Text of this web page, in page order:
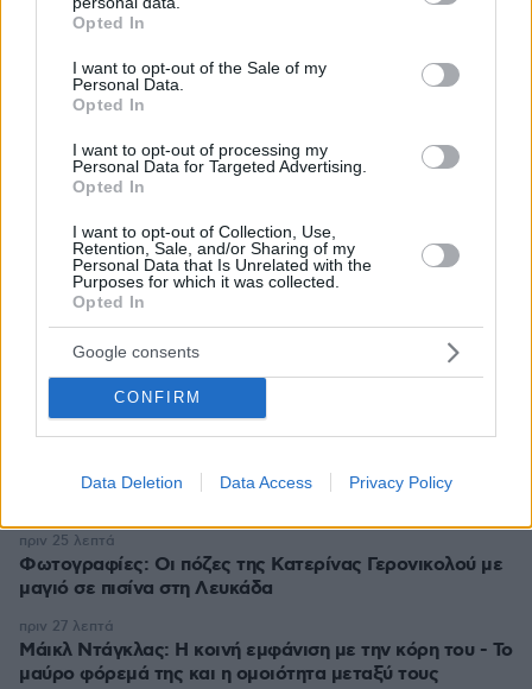
grant or deny consent to Google and its third-party tags to
use your data for below specified purposes in below Google
consent section.
Opted In
I want to opt-out of the Sale of my
Personal Data.
Opted In
I want to opt-out of processing my
Personal Data for Targeted Advertising.
Opted In
I want to opt-out of Collection, Use,
Retention, Sale, and/or Sharing of my
Personal Data that Is Unrelated with the
Purposes for which it was collected.
Opted In
Google consents
CONFIRM
Data Deletion Data Access Privacy Policy
ΗΠΑ: Εθισμένοι θεατές webcam αποκάλυψαν κύκλωμα
πριν 14 λεπτά
Ο πάτος της κατσαρόλας μαυρίζει και κιτρινίζει; Πώς
πριν 14 λεπτά
Προφυλακιστέος ο 26χρονος Αφγανός για τη
δολοφονία της 38χρονης Βρετανίδας, τήρησε το
δικαίωμα της σιωπής
πριν 19 λεπτά
Σχεδόν 16.000 ξένοι εθελοντές πολεμούν στις
ουκρανικές ένοπλες δυνάμεις
πριν 20 λεπτά
«Τα data δεν πίνονται»: Αντιδράσεις στην Ινδία για το
data center των 15 δισ. της Google, τι απαντά η εταιρεία
Υπεγράφη η σύμβαση για τη δημιουργία του
Φωτογραφίες: Οι πόζες της Κατερίνας Γερονικολού με
μαγιό σε πισίνα στη Λευκάδα
πριν 25 λεπτά
Μάικλ Ντάγκλας: Η κοινή εμφάνιση με την κόρη του - Το
μαύρο φόρεμά της και η ομοιότητα μεταξύ τους
πριν 27 λεπτά